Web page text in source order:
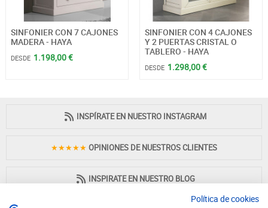
SINFONIER CON 7 CAJONES
MADERA - HAYA
DESDE 1.198,00 €
SINFONIER CON 4 CAJONES
Y 2 PUERTAS CRISTAL O
TABLERO - HAYA
DESDE 1.298,00 €
INSPÍRATE EN NUESTRO INSTAGRAM
★★★★★ OPINIONES DE NUESTROS CLIENTES
INSPIRATE EN NUESTRO BLOG
Política de cookies